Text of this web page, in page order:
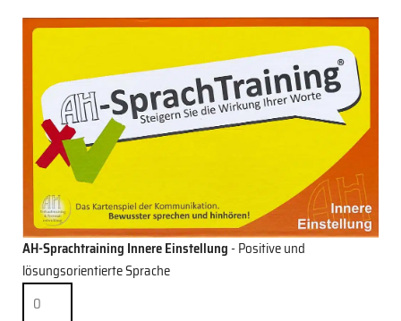
AH-Sprachtraining Innere Einstellung- Positive und
lösungsorientierte Sprache